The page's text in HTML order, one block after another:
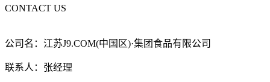
CONTACT US
公司名：江苏J9.COM(中国区)·集团食品有限公司
联系人：张经理